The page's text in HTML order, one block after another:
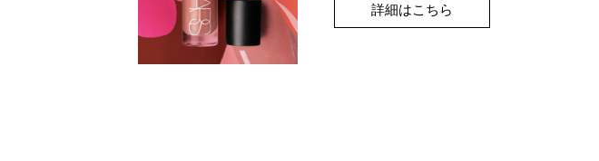
詳細はこちら